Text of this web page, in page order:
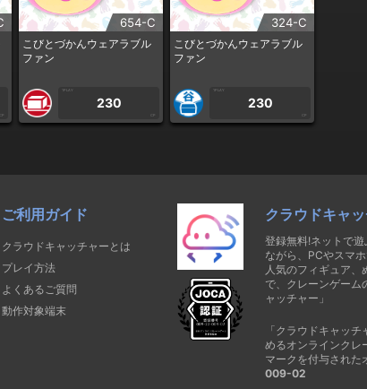
CP
654-C
こびとづかんウェアラブル
ファン
1PLAY
230
CP
324-C
こびとづかんウェアラブル
ファン
1PLAY
230
CP
ご利用ガイド
クラウドキャッチャーとは
プレイ方法
よくあるご質問
動作対象端末
クラウドキャ
登録無料!ネットで
ながら、PCやスマ
人気のフィギュア
で、クレーンゲーム
ャッチャー」
「クラウドキャッ
めるオンラインクレ
マークを付与された
009-02